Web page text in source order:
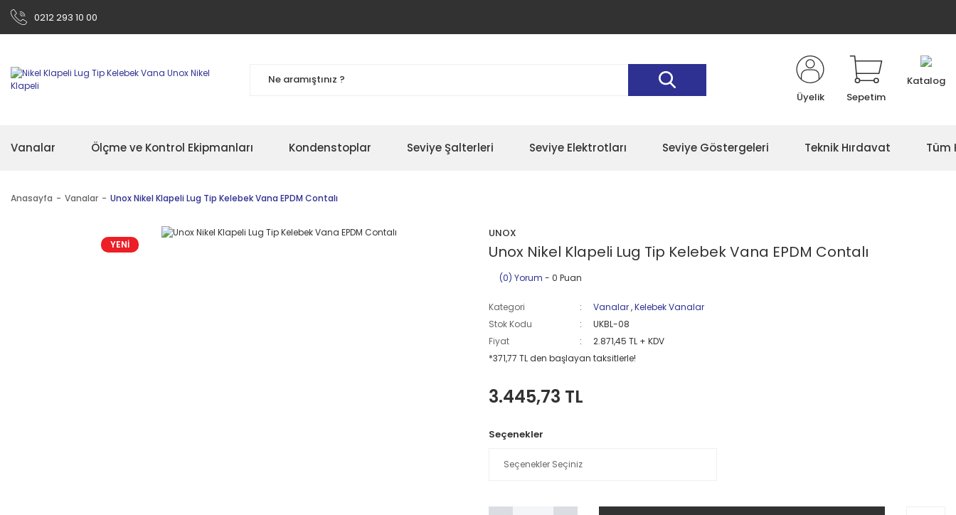
0212 293 10 00
Üyelik Sepetim
Katalog
Vanalar Ölçme ve Kontrol Ekipmanları Kondenstoplar Seviye Şalterleri Seviye Elektrotları Seviye Göstergeleri Teknik Hırdavat Tüm
Anasayfa Vanalar Unox Nikel Klapeli Lug Tip Kelebek Vana EPDM Contalı
YENİ
UNOX
Unox Nikel Klapeli Lug Tip Kelebek Vana EPDM Contalı
(0) Yorum - 0 Puan
Kategori Vanalar,Kelebek Vanalar
Stok Kodu
UKBL-08
Fiyat
2.871,45 TL + KDV
*371,77 TL den başlayan taksitlerle!
3.445,73 TL
Seçenekler